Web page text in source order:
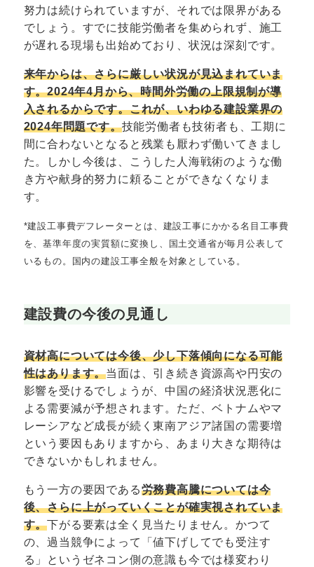
努力は続けられていますが、それでは限界がある
でしょう。すでに技能労働者を集められず、施工
が遅れる現場も出始めており、状況は深刻です。
来年からは、さらに厳しい状況が見込まれていま
す。2024年4月から、時間外労働の上限規制が導
入されるからです。これが、いわゆる建設業界の
2024年問題です。技能労働者も技術者も、工期に
間に合わないとなると残業も厭わず働いてきまし
た。しかし今後は、こうした人海戦術のような働
き方や献身的努力に頼ることができなくなりま
す。
*建設工事費デフレーターとは、建設工事にかかる名目工事費
を、基準年度の実質額に変換し、国土交通省が毎月公表して
いるもの。国内の建設工事全般を対象としている。
建設費の今後の見通し
資材高については今後、少し下落傾向になる可能
性はあります。当面は、引き続き資源高や円安の
影響を受けるでしょうが、中国の経済状況悪化に
よる需要減が予想されます。ただ、ベトナムやマ
レーシアなど成長が続く東南アジア諸国の需要増
という要因もありますから、あまり大きな期待は
できないかもしれません。
もう一方の要因である労務費高騰については今
後、さらに上がっていくことが確実視されていま
す。下がる要素は全く見当たりません。かつて
の、過当競争によって「値下げしてでも受注す
る」というゼネコン側の意識も今では様変わり